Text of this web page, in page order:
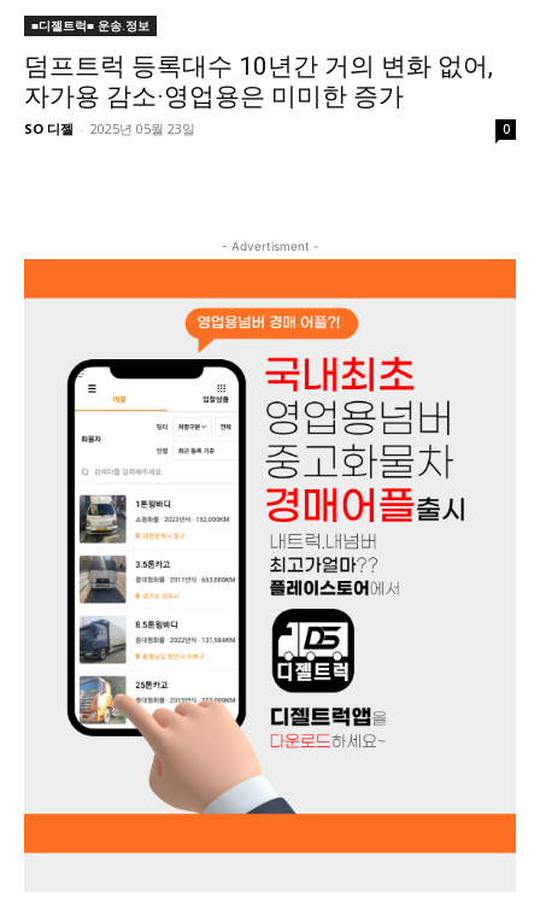
■디젤트럭■ 운송.정보
덤프트럭 등록대수 10년간 거의 변화 없어,
자가용 감소·영업용은 미미한 증가
SO 디젤 - 2025년 05월 23일 0
- Advertisment -